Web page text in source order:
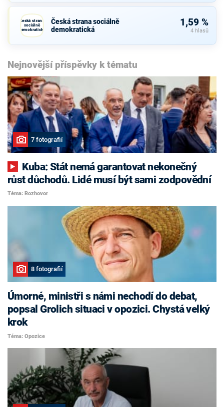
Česká strana
sociálně
demokratická
Česká strana sociálně
demokratická
1,59 %
4 hlasů
Nejnovější příspěvky k tématu
7 fotografií
růst důchodů. Lidé musí být sami zodpovědní
Téma: Rozhovor
8 fotografií
Úmorné, ministři s námi nechodí do debat,
popsal Grolich situaci v opozici. Chystá velký
krok
Téma: Opozice